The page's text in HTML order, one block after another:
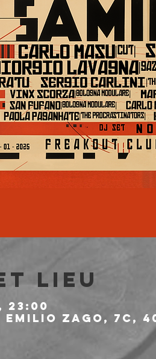
lieu
23:00
Zago, 7c,